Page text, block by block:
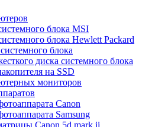
блока MSI
блока Hewlett Packard
блока
диска системного блока
на SSD
мониторов
Canon
Samsung
Canon 5d mark ii